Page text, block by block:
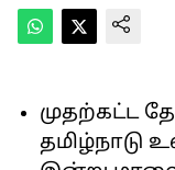
முதற்கட்ட
தமிழ்நாடு